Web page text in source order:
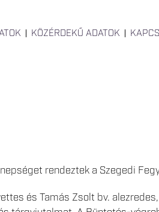
KÖZÉRDEKŰ ADATOK
rendeztek a Szegedi
és Tamás Zsolt bv.